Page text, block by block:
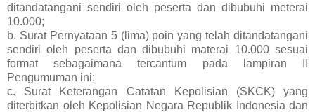
ditandatangani sendiri oleh peserta dan dibubuhi meterai
10.000;
b. Surat Pernyataan 5 (lima) poin yang telah ditandatangani
sendiri oleh peserta dan dibubuhi materai 10.000 sesuai
format sebagaimana tercantum pada lampiran II
Pengumuman ini;
c. Surat Keterangan Catatan Kepolisian (SKCK) yang
diterbitkan oleh Kepolisian Negara Republik Indonesia dan